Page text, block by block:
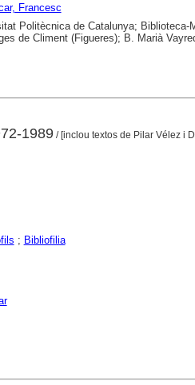
Francesc
Politècnica de Catalunya; Biblioteca-
de Climent (Figueres); B. Marià
1989/ [inclou textos de Pilar Vélez i
; Bibliofilia